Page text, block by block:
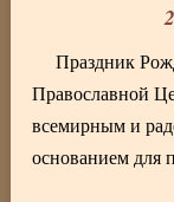
Праздник
Православной
всемирным и
основанием для